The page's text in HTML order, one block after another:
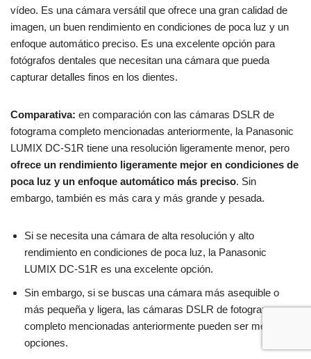
vídeo. Es una cámara versátil que ofrece una gran calidad de
imagen, un buen rendimiento en condiciones de poca luz y un
enfoque automático preciso. Es una excelente opción para
fotógrafos dentales que necesitan una cámara que pueda
capturar detalles finos en los dientes.
Comparativa: en comparación con las cámaras DSLR de
fotograma completo mencionadas anteriormente, la Panasonic
LUMIX DC-S1R tiene una resolución ligeramente menor, pero
ofrece un rendimiento ligeramente mejor en condiciones de
poca luz y un enfoque automático más preciso. Sin
embargo, también es más cara y más grande y pesada.
Si se necesita una cámara de alta resolución y alto
rendimiento en condiciones de poca luz, la Panasonic
LUMIX DC-S1R es una excelente opción.
Sin embargo, si se buscas una cámara más asequible o
más pequeña y ligera, las cámaras DSLR de fotograma
completo mencionadas anteriormente pueden ser mejores
opciones.